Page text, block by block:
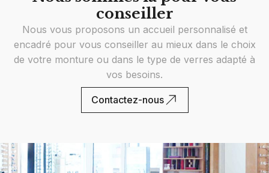
conseiller
Nous vous proposons un accueil personnalisé et
encadré pour vous conseiller au mieux dans le choix
de votre monture ou dans le type de verres adapté à
vos besoins.
Contactez-nous